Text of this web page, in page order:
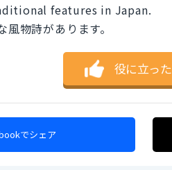
features in Japan.
物詩があります。
役に立った
でシェア